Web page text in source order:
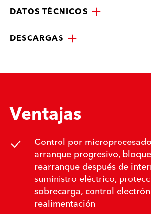
DATOS TÉCNICOS
DESCARGAS
Ventajas
Control por
arranque progresivo,
rearranque después de
suministro eléctrico,
sobrecarga, control
realimentación